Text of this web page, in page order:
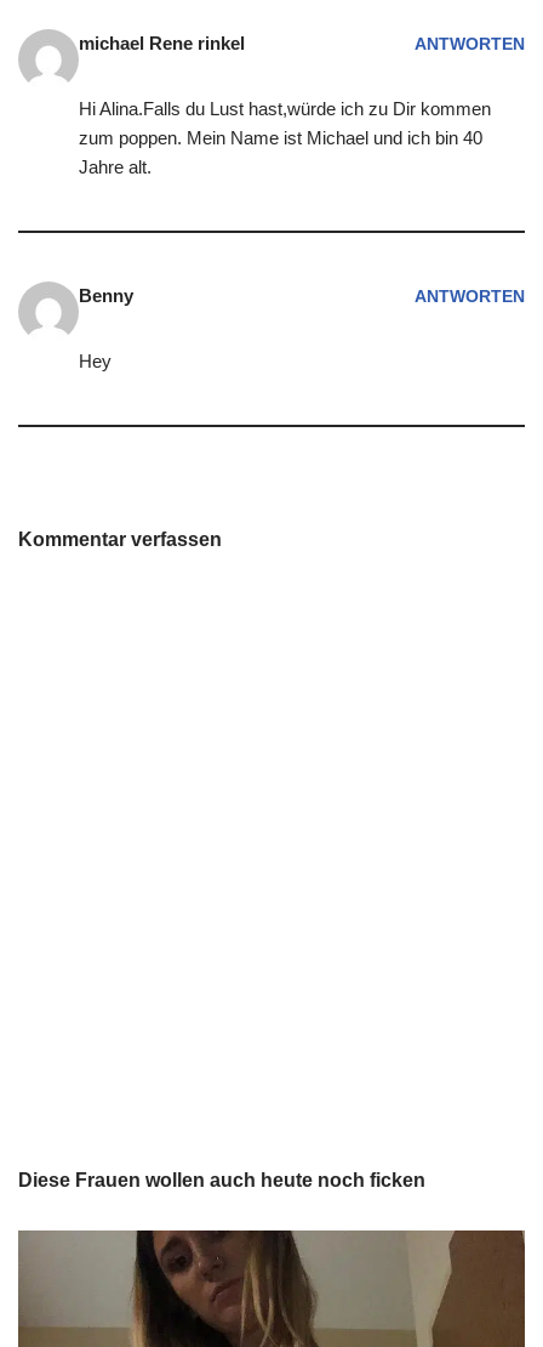
michael Rene rinkel ANTWORTEN
Hi Alina.Falls du Lust hast,würde ich zu Dir kommen
zum poppen. Mein Name ist Michael und ich bin 40
Jahre alt.
Benny ANTWORTEN
Hey
Kommentar verfassen
Diese Frauen wollen auch heute noch ficken